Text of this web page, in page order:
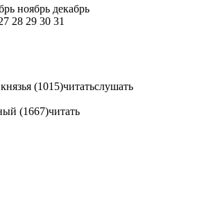
ноябрь декабрь
28 29 30 31
(1015)читатьслушать
(1667)читать